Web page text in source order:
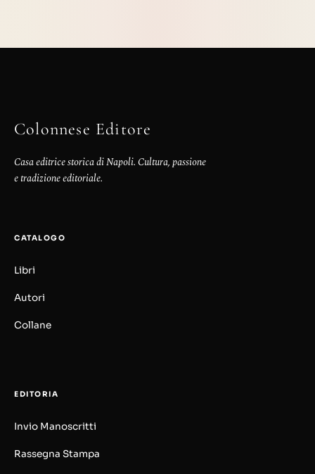
Colonnese Editore
Casa editrice storica di Napoli. Cultura, passione
e tradizione editoriale.
CATALOGO
Libri
Autori
Collane
EDITORIA
Invio Manoscritti
Rassegna Stampa